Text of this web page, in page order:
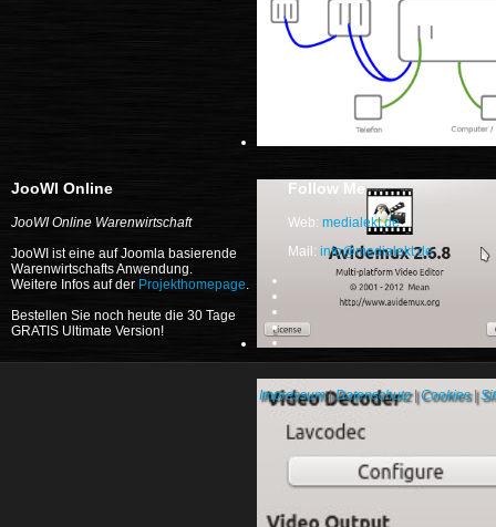
JooWI Online
JooWI Online Warenwirtschaft
JooWI ist eine auf Joomla basierende
Warenwirtschafts Anwendung.
Weitere Infos auf der Projekthomepage.
Bestellen Sie noch heute die 30 Tage
GRATIS Ultimate Version!
Follow Me
Web: medialekt.de
Mail: info@medialekt.de
Impressum|Datenschutz|Cookies|